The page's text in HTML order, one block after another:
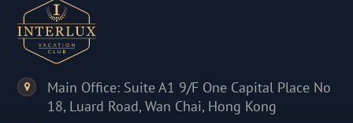
Main Office: Suite A1 9/F One Capital Place No
18, Luard Road, Wan Chai, Hong Kong